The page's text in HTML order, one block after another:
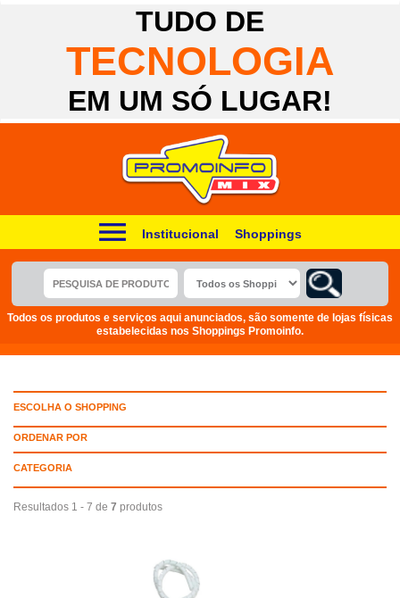
TUDO DE
TECNOLOGIA
EM UM SÓ LUGAR!
Todos os produtos e serviços aqui anunciados, são somente de lojas físicas
estabelecidas nos Shoppings Promoinfo.
Institucional Shoppings
ESCOLHA O SHOPPING
ORDENAR POR
CATEGORIA
Resultados 1 - 7 de 7 produtos